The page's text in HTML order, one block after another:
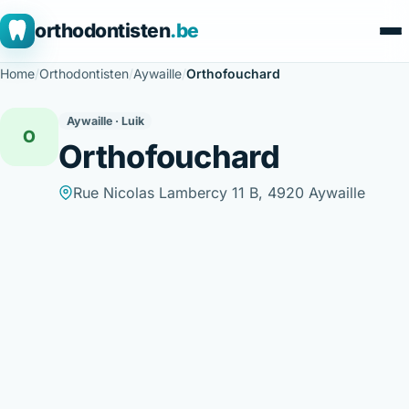
orthodontisten.be
Home/Orthodontisten/Aywaille/Orthofouchard
O
Aywaille · Luik
Orthofouchard
Rue Nicolas Lambercy 11 B, 4920 Aywaille